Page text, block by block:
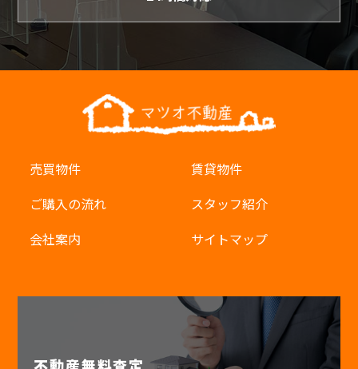
売買物件
賃貸物件
ご購入の流れ
スタッフ紹介
会社案内
サイトマップ